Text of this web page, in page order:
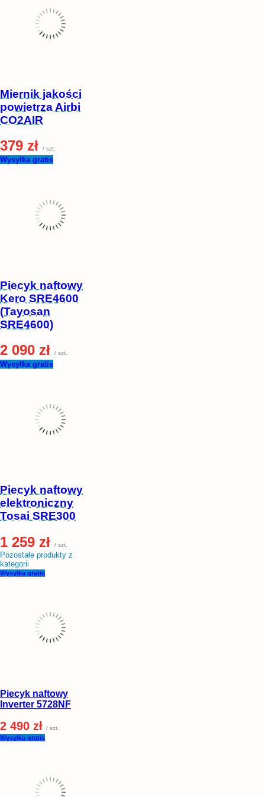
Miernik jakości
powietrza Airbi
CO2AIR
379 zł / szt.
Wysyłka gratis
Piecyk naftowy
Kero SRE4600
(Tayosan
SRE4600)
2 090 zł / szt.
Wysyłka gratis
Piecyk naftowy
elektroniczny
Tosai SRE300
1 259 zł / szt.
Pozostałe produkty z
kategorii
Wysyłka gratis
Piecyk naftowy
Inverter 5728NF
2 490 zł / szt.
Wysyłka gratis